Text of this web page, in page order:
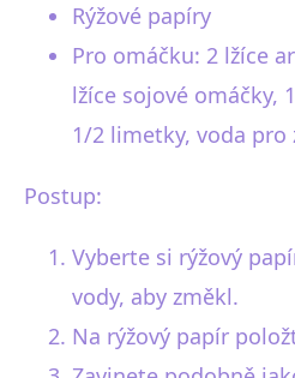
Rýžové papíry
Pro omáčku: 2 lžíce
lžíce sojové omáčky,
1/2 limetky, voda pro
Postup:
Vyberte si rýžový
vody, aby změkl.
Na rýžový papír